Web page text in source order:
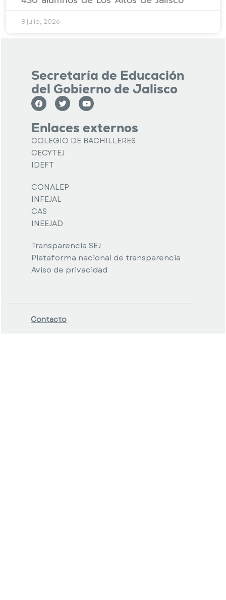
8 julio, 2026
Secretaría de Educación
del Gobierno de Jalisco
Enlaces externos
COLEGIO DE BACHILLERES
CECYTEJ
IDEFT
CONALEP
INFEJAL
CAS
INEEJAD
Transparencia SEJ
Plataforma nacional de transparencia
Aviso de privacidad
Contacto